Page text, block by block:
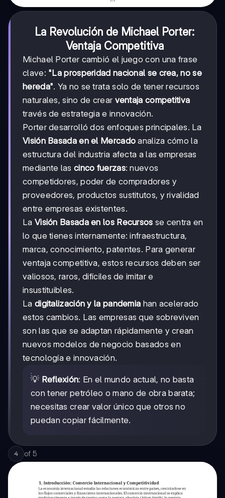
La Revolución de Michael Porter:
Ventaja Competitiva
Michael Porter cambió el juego con una frase
clave: "La prosperidad nacional se crea, no se
hereda". Ya no se trata solo de tener recursos
naturales, sino de crear ventaja competitiva
través de estrategia e innovación.
Porter desarrolló dos enfoques principales. La
Visión Basada en el Mercado analiza cómo la
estructura del industria afecta a las empresas
mediante las cinco fuerzas: nuevos
competidores, poder de compradores y
proveedores, productos sustitutos, y rivalidad
entre empresas existentes.
La Visión Basada en los Recursos se centra en
lo que tienes internamente: infraestructura,
marca, conocimiento, patentes. Para generar
ventaja competitiva, estos recursos deben ser
valiosos, raros, difíciles de imitar e
insustituibles.
La digitalización y la pandemia han acelerado
estos cambios. Las empresas que sobreviven
son las que se adaptan rápidamente y crean
nuevos modelos de negocio basados en
tecnología e innovación.
💡 Reflexión: En el mundo actual, no basta
con tener petróleo o mano de obra barata;
necesitas crear valor único que otros no
puedan copiar fácilmente.
4 of 5